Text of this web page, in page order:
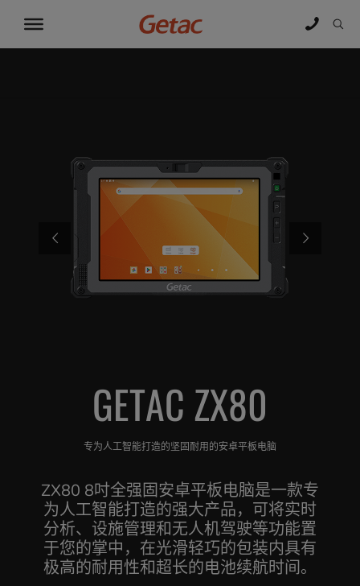
GETAC ZX80
专为人工智能打造的坚固耐用的安卓平板电脑
ZX80 8吋全强固安卓平板电脑是一款专
为人工智能打造的强大产品，可将实时
分析、设施管理和无人机驾驶等功能置
于您的掌中，在光滑轻巧的包装内具有
极高的耐用性和超长的电池续航时间。